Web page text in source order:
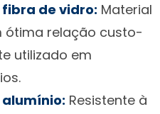
de vidro: Material
ótima relação custo-
utilizado em
Resistente à